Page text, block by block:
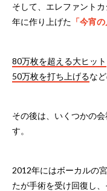
そして、エレファント
年に作り上げた 「今宵
80万枚を超える大ヒット
50万枚を打ち上げるな
その後は、いくつかの
す。
2012年にはボーカルの
たが手術を受け回復し、